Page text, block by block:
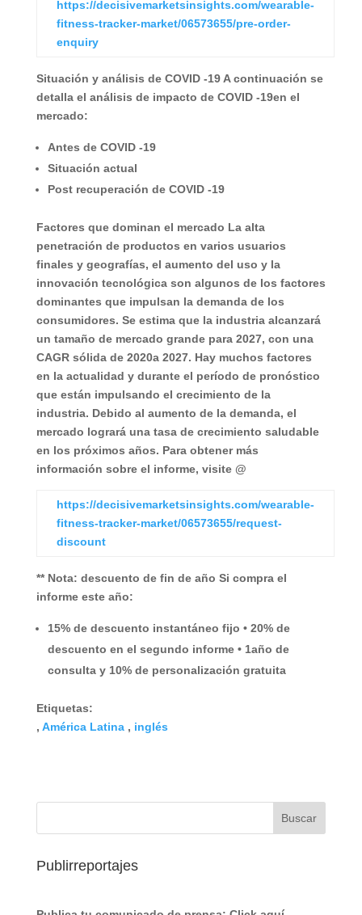
https://decisivemarketsinsights.com/wearable-
fitness-tracker-market/06573655/pre-order-
enquiry
Situación y análisis de COVID -19 A continuación se
detalla el análisis de impacto de COVID -19en el
mercado:
Antes de COVID -19
Situación actual
Post recuperación de COVID -19
Factores que dominan el mercado La alta
penetración de productos en varios usuarios
finales y geografías, el aumento del uso y la
innovación tecnológica son algunos de los factores
dominantes que impulsan la demanda de los
consumidores. Se estima que la industria alcanzará
un tamaño de mercado grande para 2027, con una
CAGR sólida de 2020a 2027. Hay muchos factores
en la actualidad y durante el período de pronóstico
que están impulsando el crecimiento de la
industria. Debido al aumento de la demanda, el
mercado logrará una tasa de crecimiento saludable
en los próximos años. Para obtener más
información sobre el informe, visite @
https://decisivemarketsinsights.com/wearable-
fitness-tracker-market/06573655/request-
discount
** Nota: descuento de fin de año Si compra el
informe este año:
15% de descuento instantáneo fijo • 20% de
descuento en el segundo informe • 1año de
consulta y 10% de personalización gratuita
Etiquetas:
, América Latina , inglés
Publirreportajes